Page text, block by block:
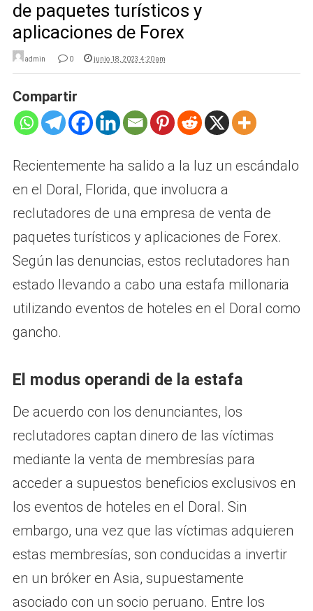
de paquetes turísticos y
aplicaciones de Forex
admin 0 junio 18, 2023 4:20 am
Compartir
Recientemente ha salido a la luz un escándalo
en el Doral, Florida, que involucra a
reclutadores de una empresa de venta de
paquetes turísticos y aplicaciones de Forex.
Según las denuncias, estos reclutadores han
estado llevando a cabo una estafa millonaria
utilizando eventos de hoteles en el Doral como
gancho.
El modus operandi de la estafa
De acuerdo con los denunciantes, los
reclutadores captan dinero de las víctimas
mediante la venta de membresías para
acceder a supuestos beneficios exclusivos en
los eventos de hoteles en el Doral. Sin
embargo, una vez que las víctimas adquieren
estas membresías, son conducidas a invertir
en un bróker en Asia, supuestamente
asociado con un socio peruano. Entre los